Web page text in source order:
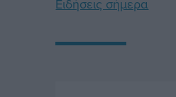
Ειδήσεις σήμερα